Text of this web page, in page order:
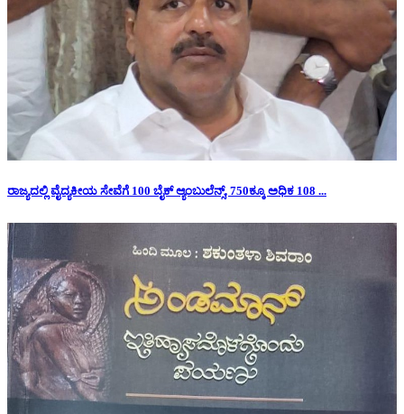
ರಾಜ್ಯದಲ್ಲಿ ವೈದ್ಯಕೀಯ ಸೇವೆಗೆ 100 ಬೈಕ್ ಆ್ಯಂಬುಲೆನ್ಸ್, 750ಕ್ಕೂ ಅಧಿಕ 108 ...